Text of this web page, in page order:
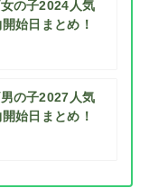
の子2024人気
始日まとめ！
の子2027人気
始日まとめ！